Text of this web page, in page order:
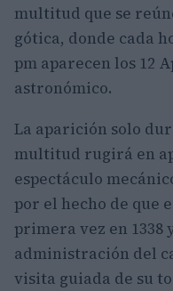
multitud que se
gótica, donde cada
pm aparecen los 12
astronómico.
La aparición solo
multitud rugirá en
espectáculo
por el hecho de que
primera vez en 1338
administración del
visita guiada de su